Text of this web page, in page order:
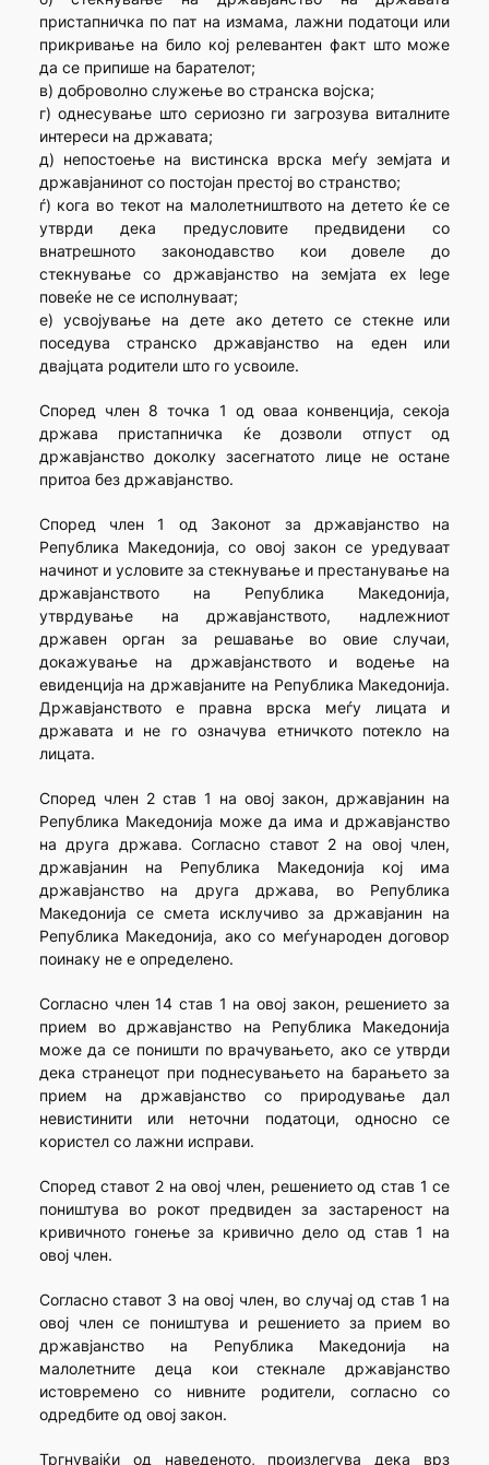
пристапничка по пат на измама, лажни податоци или
прикривање на било кој релевантен факт што може
да се припише на барателот;
в) доброволно служење во странска војска;
г) однесување што сериозно ги загрозува виталните
интереси на државата;
д) непостоење на вистинска врска меѓу земјата и
државјанинот со постојан престој во странство;
ѓ) кога во текот на малолетништвото на детето ќе се
утврди дека предусловите предвидени со
внатрешното законодавство кои довеле до
стекнување со државјанство на земјата ex lege
повеќе не се исполнуваат;
е) усвојување на дете ако детето се стекне или
поседува странско државјанство на еден или
двајцата родители што го усвоиле.
Според член 8 точка 1 од оваа конвенција, секоја
држава пристапничка ќе дозволи отпуст од
државјанство доколку засегнатото лице не остане
притоа без државјанство.
Според член 1 од Законот за државјанство на
Република Македонија, со овој закон се уредуваат
начинот и условите за стекнување и престанување на
државјанството на Република Македонија,
утврдување на државјанството, надлежниот
државен орган за решавање во овие случаи,
докажување на државјанството и водење на
евиденција на државјаните на Република Македонија.
Државјанството е правна врска меѓу лицата и
државата и не го означува етничкото потекло на
лицата.
Според член 2 став 1 на овој закон, државјанин на
Република Македонија може да има и државјанство
на друга држава. Согласно ставот 2 на овој член,
државјанин на Република Македонија кој има
државјанство на друга држава, во Република
Македонија се смета исклучиво за државјанин на
Република Македонија, ако со меѓународен договор
поинаку не е определено.
Согласно член 14 став 1 на овој закон, решението за
прием во државјанство на Република Македонија
може да се поништи по врачувањето, ако се утврди
дека странецот при поднесувањето на барањето за
прием на државјанство со природување дал
невистинити или неточни податоци, односно се
користел со лажни исправи.
Според ставот 2 на овој член, решението од став 1 се
поништува во рокот предвиден за застареност на
кривичното гонење за кривично дело од став 1 на
овој член.
Согласно ставот 3 на овој член, во случај од став 1 на
овој член се поништува и решението за прием во
државјанство на Република Македонија на
малолетните деца кои стекнале државјанство
истовремено со нивните родители, согласно со
одредбите од овој закон.
Тргнувајќи од наведеното, произлегува дека врз